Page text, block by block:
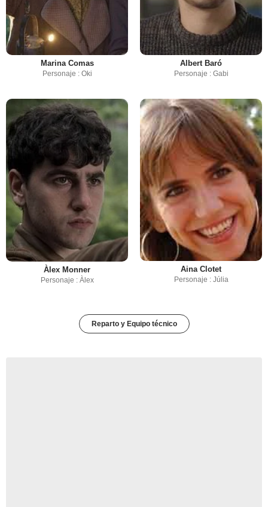
Marina Comas
Personaje : Oki
Albert Baró
Personaje : Gabi
Àlex Monner
Personaje : Àlex
Aina Clotet
Personaje : Júlia
Reparto y Equipo técnico